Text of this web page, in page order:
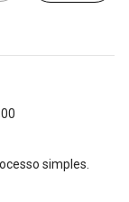
simples.